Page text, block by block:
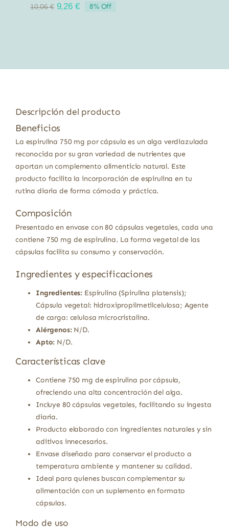
10,06€ El
9,26 €El
8% Off
Descripción del producto
Beneficios
La espirulina 750 mg por cápsula es un alga verdiazulada
reconocida por su gran variedad de nutrientes que
aportan un complemento alimenticio natural. Este
producto facilita la incorporación de espirulina en tu
rutina diaria de forma cómoda y práctica.
Composición
Presentado en envase con 80 cápsulas vegetales, cada una
contiene 750 mg de espirulina. La forma vegetal de las
cápsulas facilita su consumo y conservación.
Ingredientes y especificaciones
Ingredientes: Espirulina (Spirulina platensis);
Cápsula vegetal: hidroxipropilmetilcelulosa; Agente
de carga: celulosa microcristalina.
Alérgenos:N/D.
Apto: N/D.
Características clave
Contiene 750 mg de espirulina por cápsula,
ofreciendo una alta concentración del alga.
Incluye 80 cápsulas vegetales, facilitando su ingesta
diaria.
Producto elaborado con ingredientes naturales y sin
aditivos innecesarios.
Envase diseñado para conservar el producto a
temperatura ambiente y mantener su calidad.
Ideal para quienes buscan complementar su
alimentación con un suplemento en formato
cápsulas.
Modo de uso